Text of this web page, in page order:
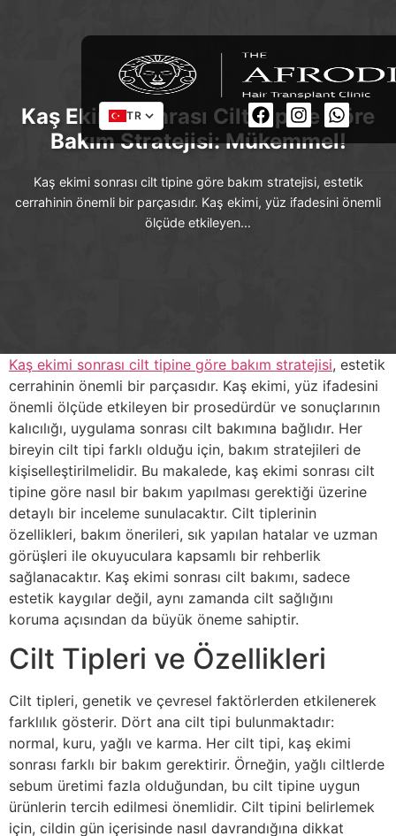
TR
Kaş Ekimi Sonrası Cilt Tipine Göre
Bakım Stratejisi: Mükemmel!
Kaş ekimi sonrası cilt tipine göre bakım stratejisi, estetik
cerrahinin önemli bir parçasıdır. Kaş ekimi, yüz ifadesini önemli
ölçüde etkileyen…
Kaş ekimi sonrası cilt tipine göre bakım stratejisi, estetik
cerrahinin önemli bir parçasıdır. Kaş ekimi, yüz ifadesini
önemli ölçüde etkileyen bir prosedürdür ve sonuçlarının
kalıcılığı, uygulama sonrası cilt bakımına bağlıdır. Her
bireyin cilt tipi farklı olduğu için, bakım stratejileri de
kişiselleştirilmelidir. Bu makalede, kaş ekimi sonrası cilt
tipine göre nasıl bir bakım yapılması gerektiği üzerine
detaylı bir inceleme sunulacaktır. Cilt tiplerinin
özellikleri, bakım önerileri, sık yapılan hatalar ve uzman
görüşleri ile okuyuculara kapsamlı bir rehberlik
sağlanacaktır. Kaş ekimi sonrası cilt bakımı, sadece
estetik kaygılar değil, aynı zamanda cilt sağlığını
koruma açısından da büyük öneme sahiptir.
Cilt Tipleri ve Özellikleri
Cilt tipleri, genetik ve çevresel faktörlerden etkilenerek
farklılık gösterir. Dört ana cilt tipi bulunmaktadır:
normal, kuru, yağlı ve karma. Her cilt tipi, kaş ekimi
sonrası farklı bir bakım gerektirir. Örneğin, yağlı ciltlerde
sebum üretimi fazla olduğundan, bu cilt tipine uygun
ürünlerin tercih edilmesi önemlidir. Cilt tipini belirlemek
için, cildin gün içerisinde nasıl davrandığına dikkat